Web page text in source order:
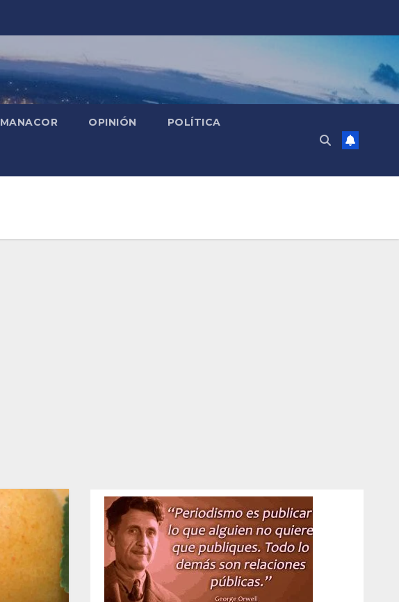
MANACOR OPINIÓN POLÍTICA